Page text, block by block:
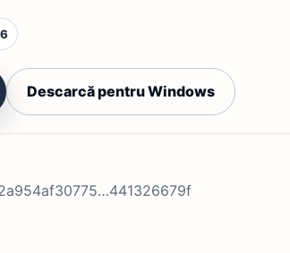
Descarcă pentru Windows